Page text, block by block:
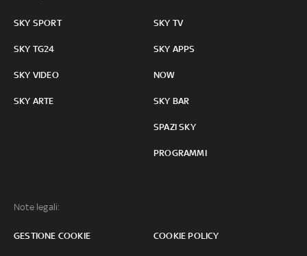
SKY SPORT
SKY TG24
SKY VIDEO
SKY ARTE
SKY TV
SKY APPS
NOW
SKY BAR
SPAZI SKY
PROGRAMMI
Note legali:
GESTIONE COOKIE COOKIE POLICY